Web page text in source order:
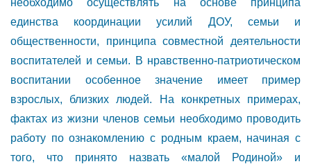
необходимо осуществлять на основе принципа
единства координации усилий ДОУ, семьи и
общественности, принципа совместной деятельности
воспитателей и семьи. В нравственно-патриотическом
воспитании особенное значение имеет пример
взрослых, близких людей. На конкретных примерах,
фактах из жизни членов семьи необходимо проводить
работу по ознакомлению с родным краем, начиная с
того, что принято назвать «малой Родиной» и